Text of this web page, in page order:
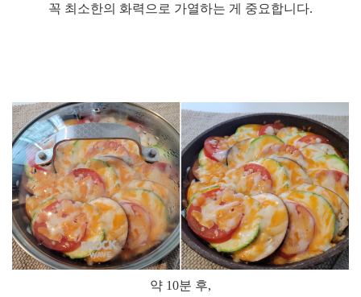
꼭 최소한의 화력으로 가열하는 게 중요합니다.
약 10분 후,